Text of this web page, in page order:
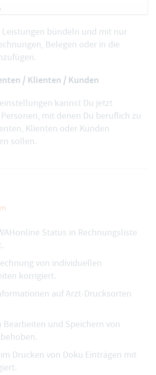
Leistungen bündeln und mit nur
Belegen oder in die
/ Klienten / Kunden
kannst Du jetzt
mit denen Du beruflich zu
Klienten oder Kunden
sollen.
Status in Rechnungsliste
von individuellen
korrigiert.
auf Arzt-Drucksorten
Bearbeiten und Speichern von
Drucken von Doku Einträgen mit